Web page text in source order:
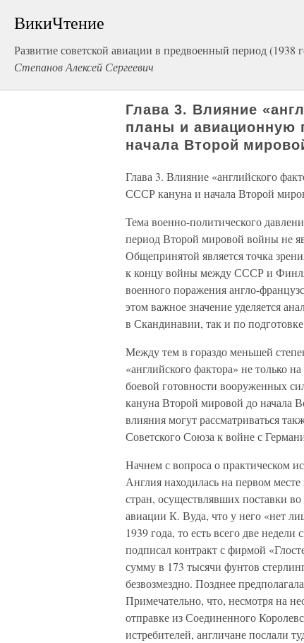
ВикиЧтение
Развитие советской авиации в предвоенный период (1938
Степанов Алексей Сергеевич
Глава 3. Влияние
планы и авиационную
начала Второй
Глава 3. Влияние «английского
СССР кануна и начала Второй
Тема военно-политического
период Второй мировой войны не
Общепринятой является точка
к концу войны между СССР и
военного поражения англо-
этом важное значение уделяется
в Скандинавии, так и по
Между тем в гораздо меньшей
«английского фактора» не только
боевой готовности вооруженных
кануна Второй мировой до начала
влияния могут рассматриваться
Советского Союза к войне с
Начнем с вопроса о практическом
Англия находилась на первом
стран, осуществлявших поставки
авиации К. Вуда, что у него «нет
1939 года, то есть всего две
подписал контракт с фирмой
сумму в 173 тысячи фунтов
безвозмездно. Позднее
Примечательно, что, несмотря на
отправке из Соединенного
истребителей, англичане послали